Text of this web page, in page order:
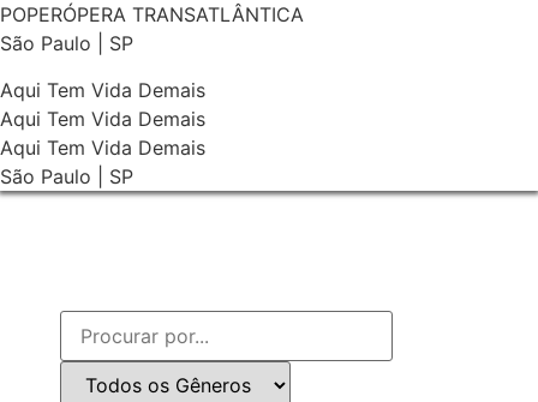
POPERÓPERA TRANSATLÂNTICA
São Paulo | SP
Aqui Tem Vida Demais
Aqui Tem Vida Demais
Aqui Tem Vida Demais
São Paulo | SP